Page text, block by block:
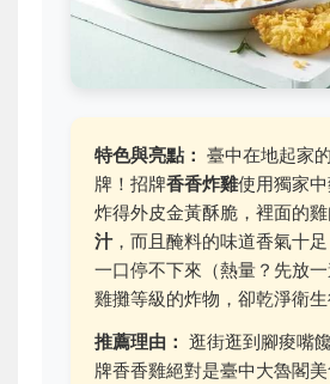
特色與亮點： 臺中在地起家
牌！招牌香香炸雞使用獨家中
炸得外皮金黃酥脆，裡面的
汁，而且醃料的味道香氣十
一口停不下來（熱量？先放
雞攤等級的炸物，卻乾淨衛生
推薦理由： 逛街逛到腳痠嘴
牌香香雞絕對是臺中大魯閣